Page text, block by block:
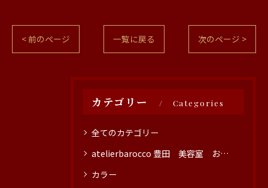
< 前のページ 一覧に戻る 次のページ >
カテゴリー Categories
全てのカテゴリー
atelierbarocco 豊田 美容室 おすすめ
カラー